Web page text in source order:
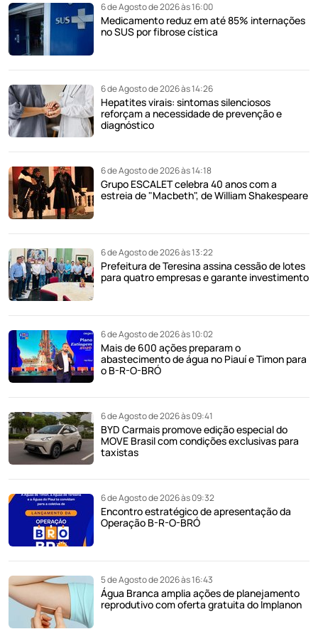
6 de Agosto de 2026 às 16:00
Medicamento reduz em até 85% internações
no SUS por fibrose cística
6 de Agosto de 2026 às 14:26
Hepatites virais: sintomas silenciosos
reforçam a necessidade de prevenção e
diagnóstico
6 de Agosto de 2026 às 14:18
Grupo ESCALET celebra 40 anos com a
estreia de "Macbeth", de William Shakespeare
6 de Agosto de 2026 às 13:22
Prefeitura de Teresina assina cessão de lotes
para quatro empresas e garante investimento
6 de Agosto de 2026 às 10:02
Mais de 600 ações preparam o
abastecimento de água no Piauí e Timon para
o B-R-O-BRÓ
6 de Agosto de 2026 às 09:41
BYD Carmais promove edição especial do
MOVE Brasil com condições exclusivas para
taxistas
6 de Agosto de 2026 às 09:32
Encontro estratégico de apresentação da
Operação B-R-O-BRÓ
5 de Agosto de 2026 às 16:43
Água Branca amplia ações de planejamento
reprodutivo com oferta gratuita do Implanon